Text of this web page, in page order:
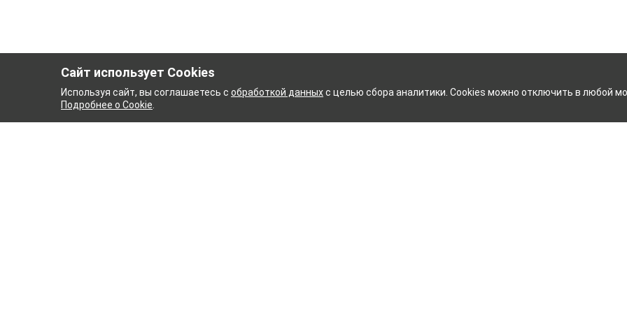
Сайт использует Cookies
Используя сайт, вы соглашаетесь с обработкой данныхс целью сбора аналитики. Cookies можно отключить в любой
Подробнее о Cookie